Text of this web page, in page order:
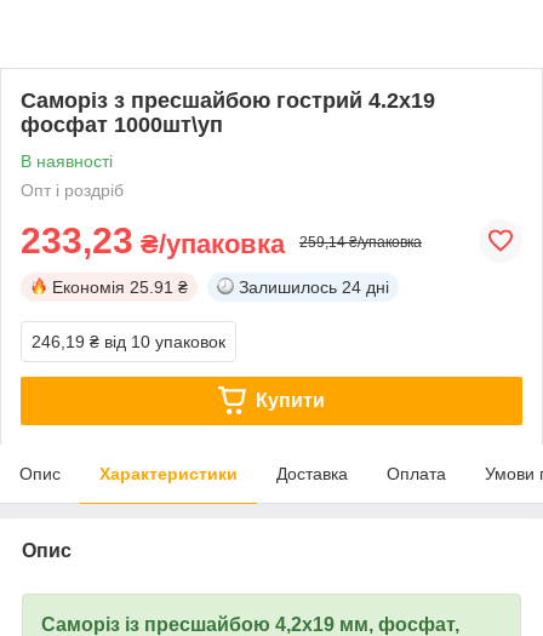
Саморіз з пресшайбою гострий 4.2х19
фосфат 1000шт\уп
В наявності
Опт і роздріб
233,23 ₴/упаковка 259,14 ₴/упаковка
Економія 25.91 ₴ Залишилось 24 дні
246,19 ₴ від 10 упаковок
Купити
Опис Характеристики Доставка Оплата Умови
Опис
Саморіз із пресшайбою 4,2x19 мм, фосфат,